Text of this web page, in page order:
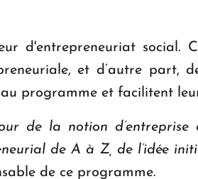
d'entrepreneuriat social.
et d’autre part,
programme et facilitent
de la notion d’entreprise
de A à Z, de l’idée
de ce programme.